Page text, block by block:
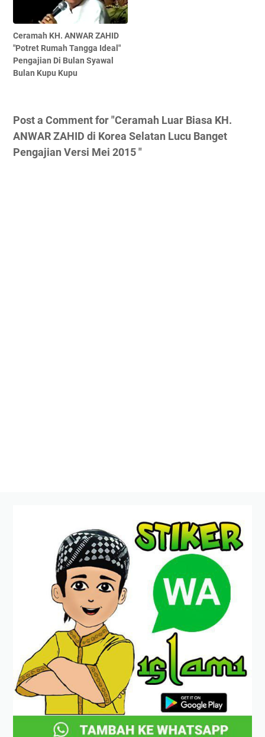
Ceramah KH. ANWAR ZAHID
"Potret Rumah Tangga Ideal"
Pengajian Di Bulan Syawal
Bulan Kupu Kupu
Post a Comment for "Ceramah Luar Biasa KH.
ANWAR ZAHID di Korea Selatan Lucu Banget
Pengajian Versi Mei 2015 "